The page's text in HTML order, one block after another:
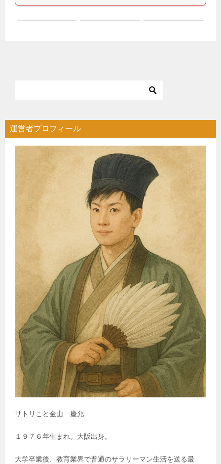
運営者プロフィール
サトリこと金山 慶允
１９７６年生まれ。大阪出身。
大学卒業後、教育業界で普通のサラリーマン生活を送る最